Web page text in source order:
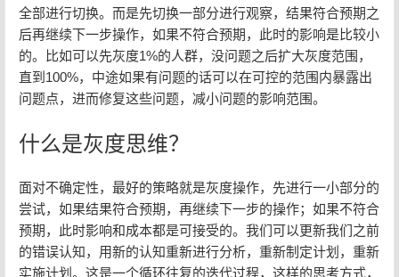
全部进行切换。而是先切换一部分进行观察，结果符合预期之
后再继续下一步操作，如果不符合预期，此时的影响是比较小
的。比如可以先灰度1%的人群，没问题之后扩大灰度范围，
直到100%，中途如果有问题的话可以在可控的范围内暴露出
问题点，进而修复这些问题，减小问题的影响范围。
什么是灰度思维？
面对不确定性，最好的策略就是灰度操作，先进行一小部分的
尝试，如果结果符合预期，再继续下一步的操作；如果不符合
预期，此时影响和成本都是可接受的。我们可以更新我们之前
的错误认知，用新的认知重新进行分析，重新制定计划，重新
实施计划。这是一个循环往复的迭代过程，这样的思考方式，